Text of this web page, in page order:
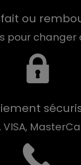
ou
pour changer
VISA,